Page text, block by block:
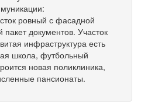
ровный с фасадной
документов. Участок
инфраструктура есть
школа, футбольный
новая поликлиника,
пансионаты.